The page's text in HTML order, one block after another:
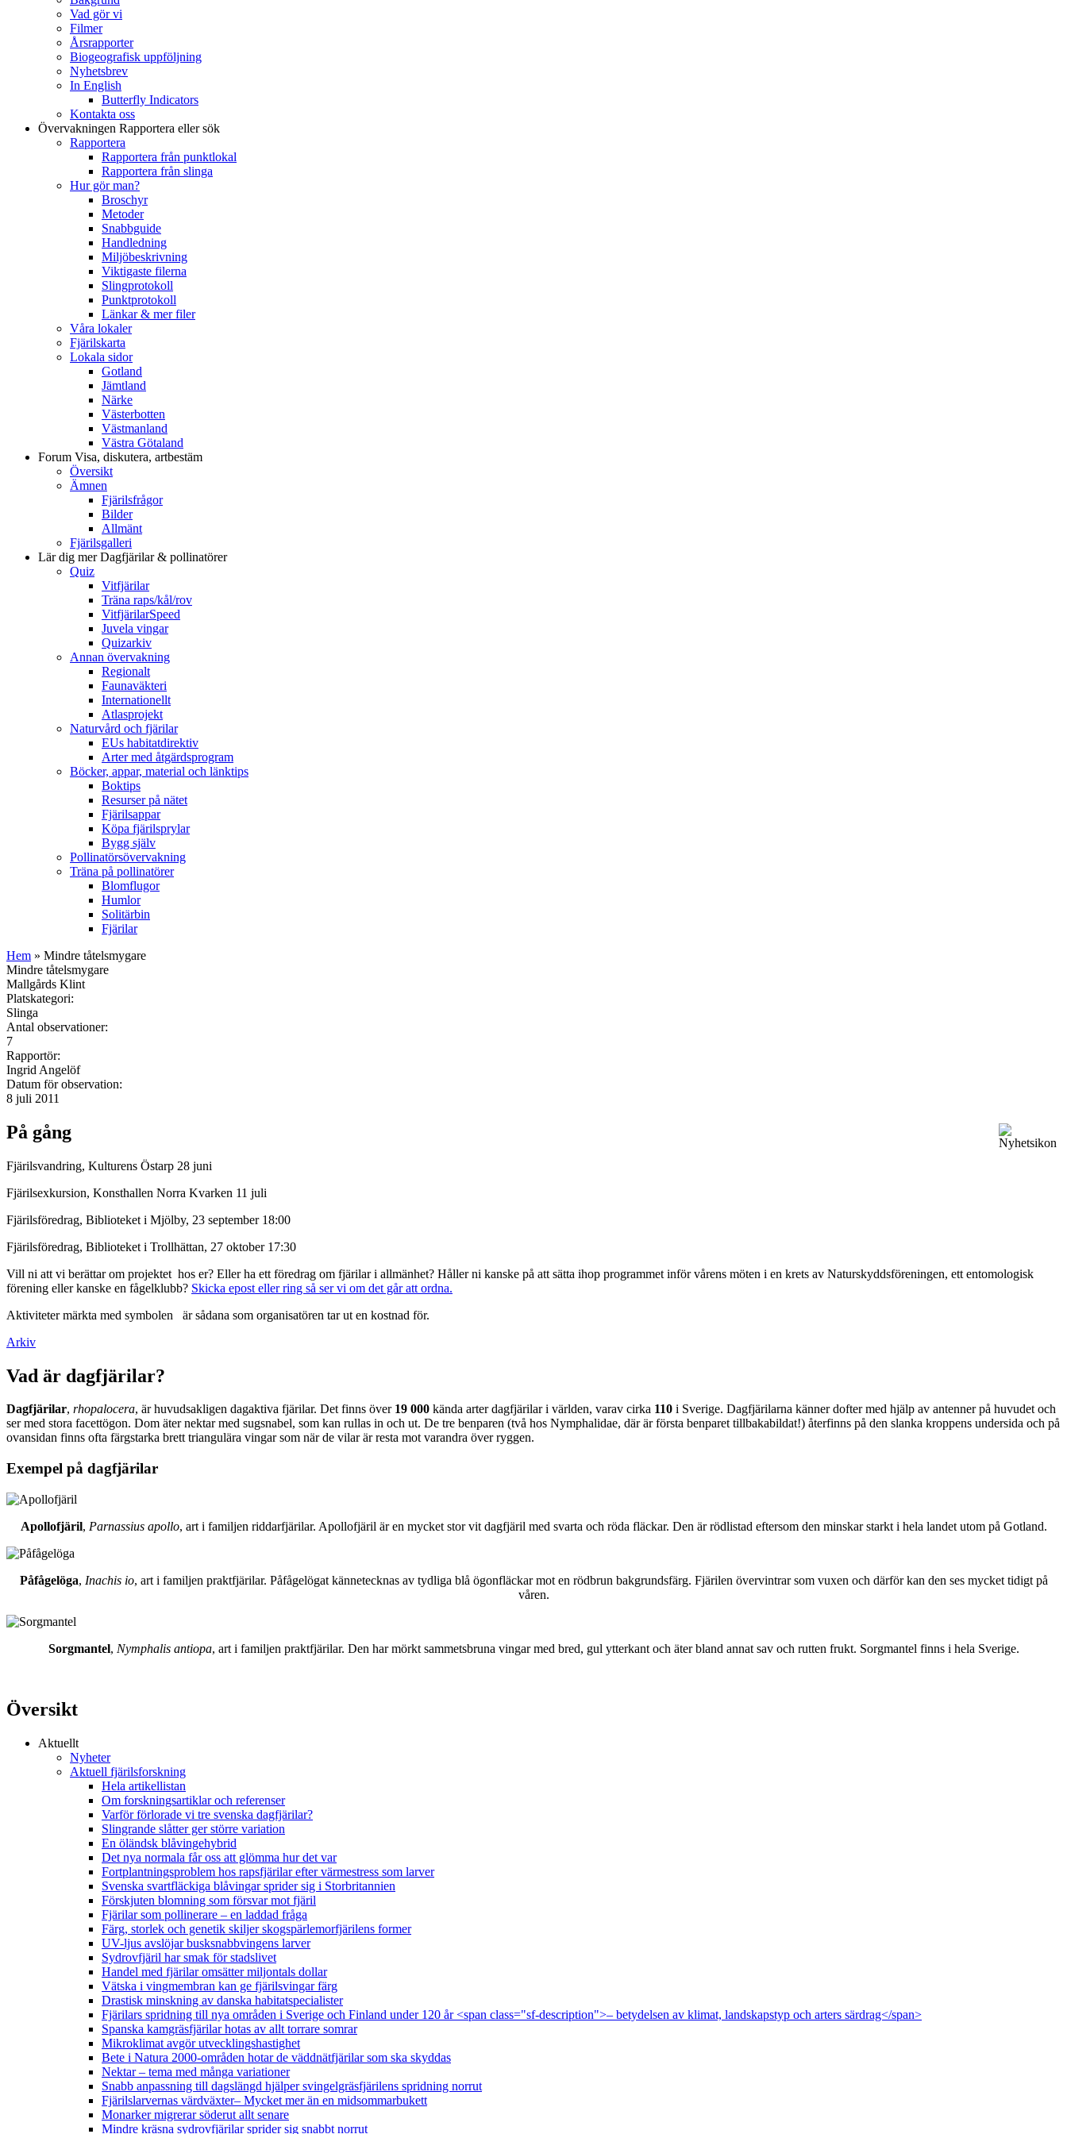
Vad gör vi
Filmer
Årsrapporter
Biogeografisk uppföljning
Nyhetsbrev
In English
Butterfly Indicators
Kontakta oss
Övervakningen Rapportera eller sök
Rapportera
Rapportera från punktlokal
Rapportera från slinga
Hur gör man?
Broschyr
Metoder
Snabbguide
Handledning
Miljöbeskrivning
Viktigaste filerna
Slingprotokoll
Punktprotokoll
Länkar & mer filer
Våra lokaler
Fjärilskarta
Lokala sidor
Gotland
Jämtland
Närke
Västerbotten
Västmanland
Västra Götaland
Forum Visa, diskutera, artbestäm
Översikt
Ämnen
Fjärilsfrågor
Bilder
Allmänt
Fjärilsgalleri
Lär dig merDagfjärilar & pollinatörer
Quiz
Vitfjärilar
Träna raps/kål/rov
VitfjärilarSpeed
Juvela vingar
Quizarkiv
Annan övervakning
Regionalt
Faunaväkteri
Internationellt
Atlasprojekt
Naturvård och fjärilar
EUs habitatdirektiv
Arter med åtgärdsprogram
Böcker, appar, material och länktips
Boktips
Resurser på nätet
Fjärilsappar
Köpa fjärilsprylar
Bygg själv
Pollinatörsövervakning
Träna på pollinatörer
Blomflugor
Humlor
Solitärbin
Fjärilar
Hem » Mindre tåtelsmygare
Mindre tåtelsmygare
Mallgårds Klint
Platskategori:
Slinga
Antal observationer:
7
Rapportör:
Ingrid Angelöf
Datum för observation:
8 juli 2011
På gång
Fjärilsvandring, Kulturens Östarp 28 juni
Fjärilsexkursion, Konsthallen Norra Kvarken 11 juli
Fjärilsföredrag, Biblioteket i Mjölby, 23 september 18:00
Fjärilsföredrag, Biblioteket i Trollhättan, 27 oktober 17:30
Vill ni att vi berättar om projektet hos er? Eller ha ett föredrag om fjärilar i allmänhet? Håller ni kanske på att sätta ihop programmet inför vårens möten i en krets av Naturskyddsföreningen, ett entomologisk
förening eller kanske en fågelklubb? Skicka epost eller ring så ser vi om det går att ordna.
Aktiviteter märkta med symbolen
är sådana som organisatören tar ut en kostnad för.
Arkiv
Vad är dagfjärilar?
Dagfjärilar, rhopalocera, är huvudsakligen dagaktiva fjärilar. Det finns över 19 000 kända arter dagfjärilar i världen, varav cirka 110 i Sverige. Dagfjärilarna känner dofter med hjälp av antenner på huvudet och
ser med stora facettögon. Dom äter nektar med sugsnabel, som kan rullas in och ut. De tre benparen (två hos Nymphalidae, där är första benparet tillbakabildat!) återfinns på den slanka kroppens undersida och på
ovansidan finns ofta färgstarka brett triangulära vingar som när de vilar är resta mot varandra över ryggen.
Exempel på dagfjärilar
Apollofjäril, Parnassius apollo, art i familjen riddarfjärilar. Apollofjäril är en mycket stor vit dagfjäril med svarta och röda fläckar. Den är rödlistad eftersom den minskar starkt i hela landet utom på Gotland.
Påfågelöga, Inachis io, art i familjen praktfjärilar. Påfågelögat kännetecknas av tydliga blå ögonfläckar mot en rödbrun bakgrundsfärg. Fjärilen övervintrar som vuxen och därför kan den ses mycket tidigt på
våren.
Sorgmantel, Nymphalis antiopa, art i familjen praktfjärilar. Den har mörkt sammetsbruna vingar med bred, gul ytterkant och äter bland annat sav och rutten frukt. Sorgmantel finns i hela Sverige.
Översikt
Aktuellt
Nyheter
Aktuell fjärilsforskning
Hela artikellistan
Om forskningsartiklar och referenser
Varför förlorade vi tre svenska dagfjärilar?
Slingrande slåtter ger större variation
En öländsk blåvingehybrid
Det nya normala får oss att glömma hur det var
Fortplantningsproblem hos rapsfjärilar efter värmestress som larver
Svenska svartfläckiga blåvingar sprider sig i Storbritannien
Förskjuten blomning som försvar mot fjäril
Fjärilar som pollinerare – en laddad fråga
Färg, storlek och genetik skiljer skogspärlemorfjärilens former
UV-ljus avslöjar busksnabbvingens larver
Sydrovfjäril har smak för stadslivet
Handel med fjärilar omsätter miljontals dollar
Vätska i vingmembran kan ge fjärilsvingar färg
Drastisk minskning av danska habitatspecialister
Fjärilars spridning till nya områden i Sverige och Finland under 120 år <span class="sf-description">– betydelsen av klimat, landskapstyp och arters särdrag</span>
Spanska kamgräsfjärilar hotas av allt torrare somrar
Mikroklimat avgör utvecklingshastighet
Bete i Natura 2000-områden hotar de väddnätfjärilar som ska skyddas
Nektar – tema med många variationer
Snabb anpassning till dagslängd hjälper svingelgräsfjärilens spridning norrut
Fjärilslarvernas värdväxter– Mycket mer än en midsommarbukett
Monarker migrerar söderut allt senare
Mindre kräsna sydrovfjärilar sprider sig snabbt norrut